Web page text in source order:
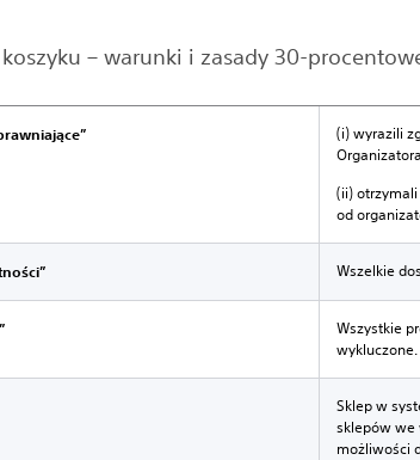
– warunki i zasady 30-
(i) wyrazili
(ii)
od
Wszelkie
Wszystkie
wykluczone.
Sklep w
sklepów we
możliwości